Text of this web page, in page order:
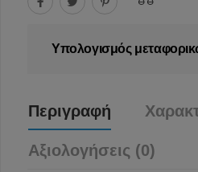
Υπολογισμός
Περιγραφή
Αξιολογήσεις (0)